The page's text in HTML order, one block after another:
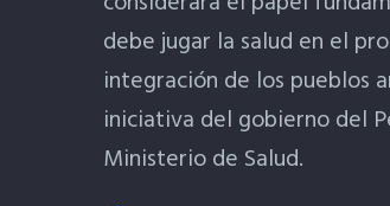
debe jugar la salud en el
integración de los pueblos
iniciativa del gobierno del
Ministerio de Salud.